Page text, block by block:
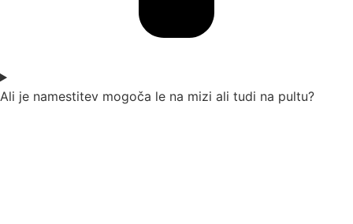
Ali je namestitev mogoča le na mizi ali tudi na pultu?